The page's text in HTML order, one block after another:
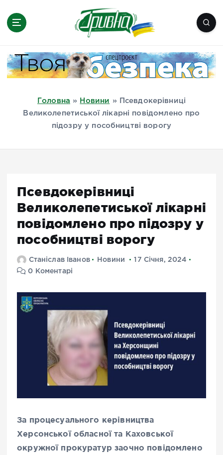
Миколаїв, Одеса, Мелітополь
Головна » Новини »
Псевдокерівниці
Великолепетиської лікарні повідомлено про
підозру у пособництві ворогу
Псевдокерівниці
Великолепетиської лікарні
повідомлено про підозру у
пособництві ворогу
Станіслав Іванов Новини
17 Січня, 2024
0 Коментарі
За процесуального керівництва
Херсонської обласної та Каховської
окружної прокуратур заочно повідомлено